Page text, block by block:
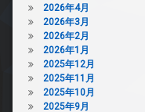
2026年4月
2026年3月
2026年2月
2026年1月
2025年12月
2025年11月
2025年10月
2025年9月